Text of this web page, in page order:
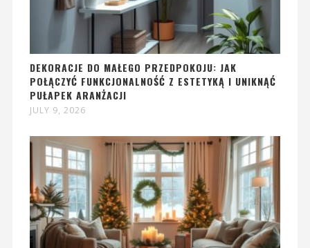
DEKORACJE DO MAŁEGO PRZEDPOKOJU: JAK
POŁĄCZYĆ FUNKCJONALNOŚĆ Z ESTETYKĄ I UNIKNĄĆ
PUŁAPEK ARANŻACJI
JULY 9, 2026